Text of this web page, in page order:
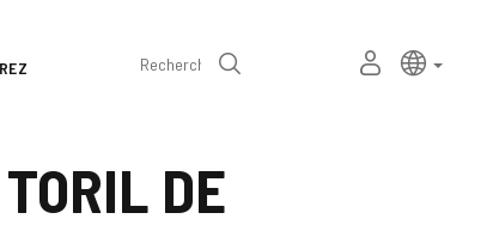
Recherche
MON
ESPACE
Sélecteur
de
Langue
DE